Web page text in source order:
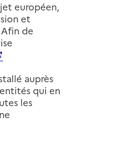
européen,
et
de
auprès
qui en
les